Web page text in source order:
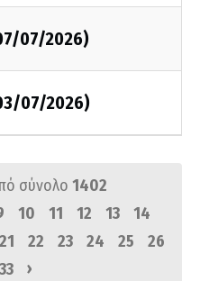
07/2026)
07/2026)
σύνολο 1402
10 11 12 13
14
21 22 23 24 25
26
33 ›